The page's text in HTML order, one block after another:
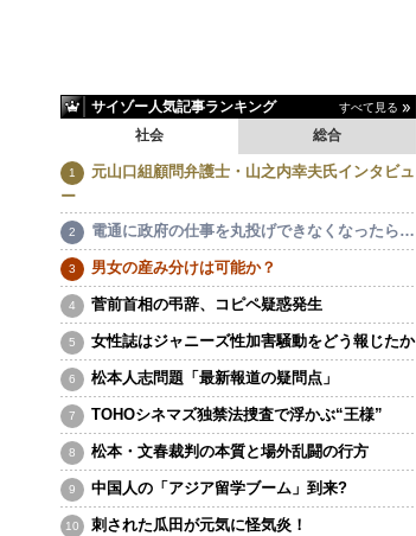
サイゾー人気記事ランキング すべて見る
社会 総合
元山口組顧問弁護士・山之内幸夫氏インタビュ
ー
電通に政府の仕事を丸投げできなくなったら…
男女の産み分けは可能か？
菅前首相の弔辞、コピペ疑惑発生
女性誌はジャニーズ性加害騒動をどう報じたか
松本人志問題「最新報道の疑問点」
TOHOシネマズ独禁法捜査で浮かぶ“王様”
松本・文春裁判の本質と場外乱闘の行方
中国人の「アジア留学ブーム」到来?
刺された瓜田が元気に怪気炎！